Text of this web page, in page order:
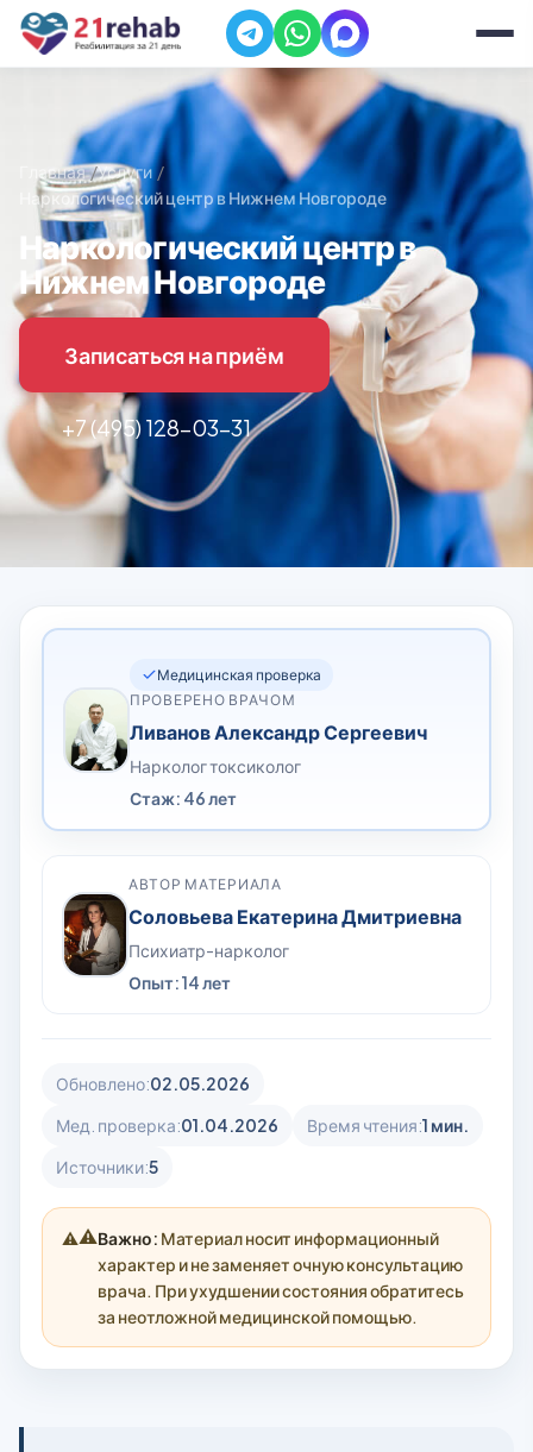
Главная Услуги
Наркологический центр в Нижнем Новгороде
Наркологический центр в
Нижнем Новгороде
Записаться на приём
+7 (495) 128-03-31
Медицинская проверка
ПРОВЕРЕНО ВРАЧОМ
Ливанов Александр Сергеевич
Нарколог токсиколог
Стаж: 46 лет
АВТОР МАТЕРИАЛА
Соловьева Екатерина Дмитриевна
Психиатр-нарколог
Опыт: 14 лет
Обновлено:02.05.2026
Мед. проверка:01.04.2026 Время чтения:1 мин.
Источники:5
⚠️Важно: Материал носит информационный
характер и не заменяет очную консультацию
врача. При ухудшении состояния обратитесь
за неотложной медицинской помощью.